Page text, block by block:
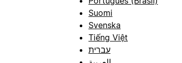
Suomi
Svenska
Tiếng Việt
עברית